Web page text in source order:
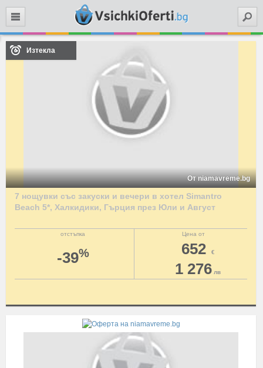
Изтекла
От niamavreme.bg
7 нощувки със закуски и вечери в хотел Simantro
Beach 5*, Халкидики, Гърция през Юли и Август
Цена от
652 €
1 276 лв
отстъпка
-39%